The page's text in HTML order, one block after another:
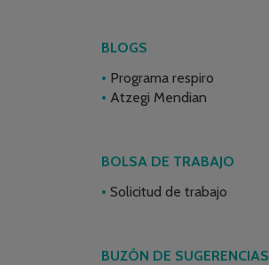
BLOGS
Programa respiro
Atzegi Mendian
BOLSA DE TRABAJO
Solicitud de trabajo
BUZÓN DE SUGERENCIAS